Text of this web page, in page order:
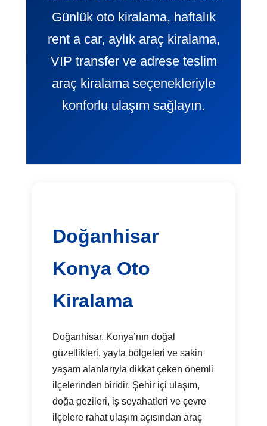
Günlük oto kiralama, haftalık
rent a car, aylık araç kiralama,
VIP transfer ve adrese teslim
araç kiralama seçenekleriyle
konforlu ulaşım sağlayın.
Doğanhisar
Konya Oto
Kiralama
Doğanhisar, Konya’nın doğal
güzellikleri, yayla bölgeleri ve sakin
yaşam alanlarıyla dikkat çeken önemli
ilçelerinden biridir. Şehir içi ulaşım,
doğa gezileri, iş seyahatleri ve çevre
ilçelere rahat ulaşım açısından araç